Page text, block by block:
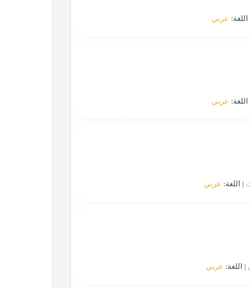
اللغة: عربي
اللغة: عربي
| اللغة: عربي
| اللغة: عربي